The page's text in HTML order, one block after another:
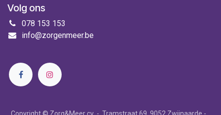
Volg ons
078 153 153
info@zorgenmeer.be